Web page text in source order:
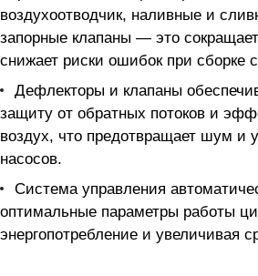
воздухоотводчик, наливные и
запорные клапаны — это
снижает риски ошибок при сборке
Дефлекторы и клапаны
защиту от обратных потоков и
воздух, что предотвращает шум и
насосов.
Система управления
оптимальные параметры работы
энергопотребление и увеличивая